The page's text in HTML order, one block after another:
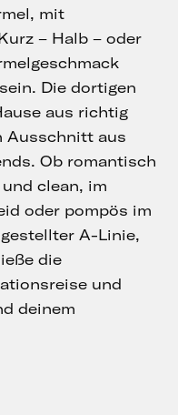
mit
– Halb – oder
Die dortigen
aus richtig
Ausschnitt aus
Ob romantisch
clean, im
oder pompös im
A-Linie,
die
und
deinem